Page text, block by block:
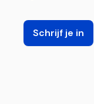
Schrijf je in